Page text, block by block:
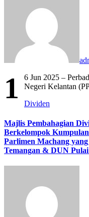
1
6 Jun 2025 –
Negeri Kelantan
Dividen
Majlis Pembahagian
Berkelompok
Parlimen Machang
Temangan & DUN